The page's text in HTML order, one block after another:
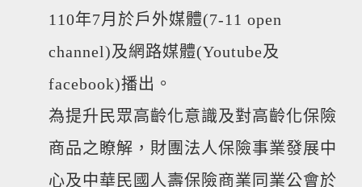
110年7月於戶外媒體(7-11 open
channel)及網路媒體(Youtube及
facebook)播出。
為提升民眾高齡化意識及對高齡化保險
商品之瞭解，財團法人保險事業發展中
心及中華民國人壽保險商業同業公會於